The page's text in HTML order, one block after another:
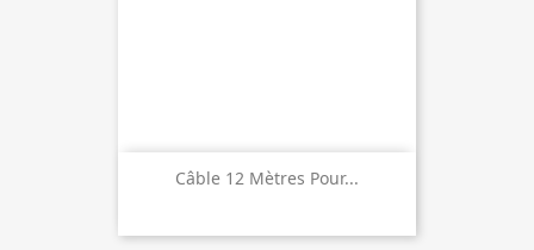
Câble 12 Mètres Pour...